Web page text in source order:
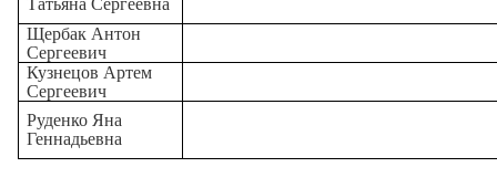
Татьяна Сергеевна
Щербак Антон
Сергеевич
Кузнецов Артем
Сергеевич
Руденко Яна
Геннадьевна